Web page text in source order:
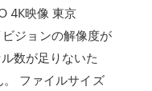
4K映像 東京
ジョンの解像度が
数が足りないた
ファイルサイズ